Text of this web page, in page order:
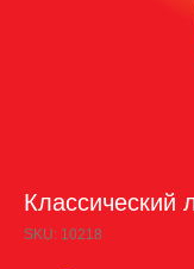
Классический
SKU: 10218